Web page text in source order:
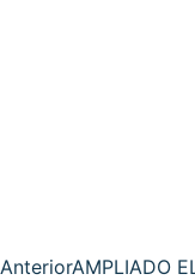
AnteriorAMPLIADO